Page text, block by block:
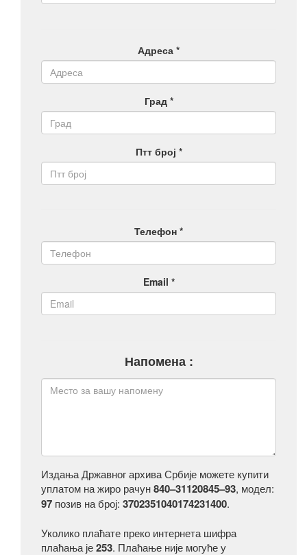
Адреса *
Град *
Птт број *
Телефон *
Email *
Напомена :
Издања Државног архива Србије можете купити
уплатом на жиро рачун840–31120845–93, модел:
97 позив на број: 3702351040174231400.
Уколико плаћате преко интернета шифра
плаћања је253. Плаћање није могуће у